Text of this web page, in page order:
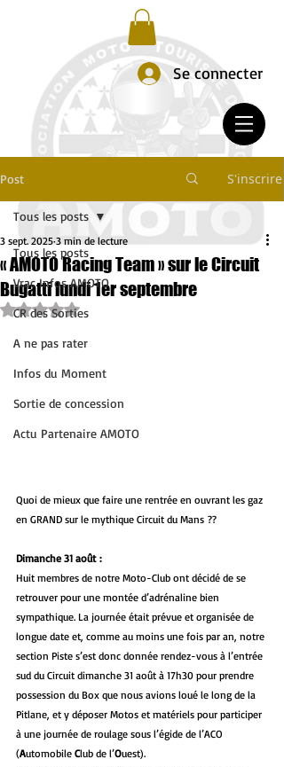
Se connecter
Post S'inscrire
Tous les posts
Vrac Infos AMOTO
CR des Sorties
A ne pas rater
Infos du Moment
Sortie de concession
Actu Partenaire AMOTO
Tous les posts
« AMOTO Racing Team » sur le Circuit
Bugatti lundi 1er septembre
3 sept. 2025 3 min de lecture
Noté NaN étoiles sur 5.
Quoi de mieux que faire une rentrée en ouvrant les gaz
en GRAND sur le mythique Circuit du Mans ??
Dimanche 31 août :
Huit membres de notre Moto-Club ont décidé de se
retrouver pour une montée d’adrénaline bien
sympathique. La journée était prévue et organisée de
longue date et, comme au moins une fois par an, notre
section Piste s’est donc donnée rendez-vous à l’entrée
sud du Circuit dimanche 31 août à 17h30 pour prendre
possession du Box que nous avions loué le long de la
Pitlane, et y déposer Motos et matériels pour participer
à une journée de roulage sous l’égide de l’ACO
(Automobile Club de l’Ouest).